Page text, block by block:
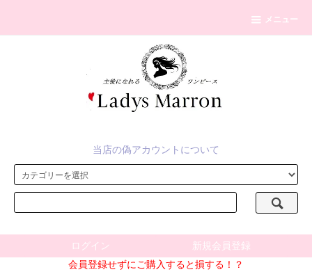
メニュー
当店の偽アカウントについて
ログイン
新規会員登録
会員登録せずにご購入すると損する！？